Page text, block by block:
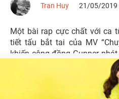
Tran Huy 21/05/2019
Một bài rap cực chất với ca
tiết tấu bắt tai của MV
khiến cộng đồng Gunner
là một bài hát mới mà Gunny